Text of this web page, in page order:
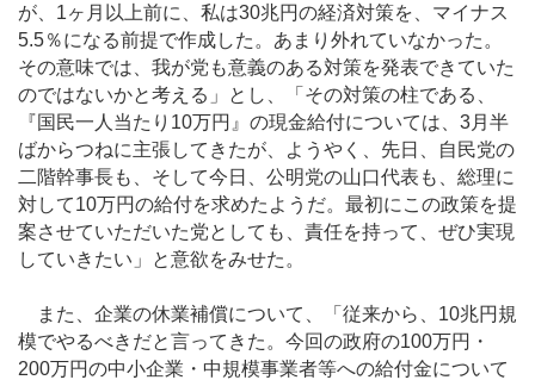
が、1ヶ月以上前に、私は30兆円の経済対策を、マイナス
5.5％になる前提で作成した。あまり外れていなかった。
その意味では、我が党も意義のある対策を発表できていた
のではないかと考える」とし、「その対策の柱である、
『国民一人当たり10万円』の現金給付については、3月半
ばからつねに主張してきたが、ようやく、先日、自民党の
二階幹事長も、そして今日、公明党の山口代表も、総理に
対して10万円の給付を求めたようだ。最初にこの政策を提
案させていただいた党としても、責任を持って、ぜひ実現
していきたい」と意欲をみせた。
また、企業の休業補償について、「従来から、10兆円規
模でやるべきだと言ってきた。今回の政府の100万円・
200万円の中小企業・中規模事業者等への給付金について